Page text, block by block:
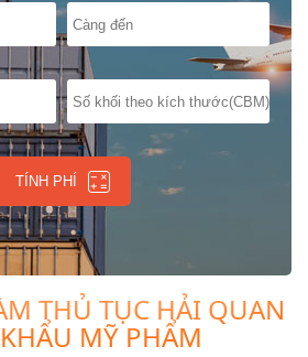
TÍNH PHÍ
THỦ TỤC HẢI QUAN
MỸ PHẨM